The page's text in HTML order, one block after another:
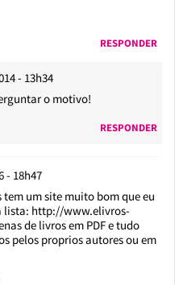
RESPONDER
- 13h34
o motivo!
RESPONDER
- 18h47
tem um site muito bom que eu
lista: http://www.elivros-
de livros em PDF e tudo
pelos proprios autores ou em